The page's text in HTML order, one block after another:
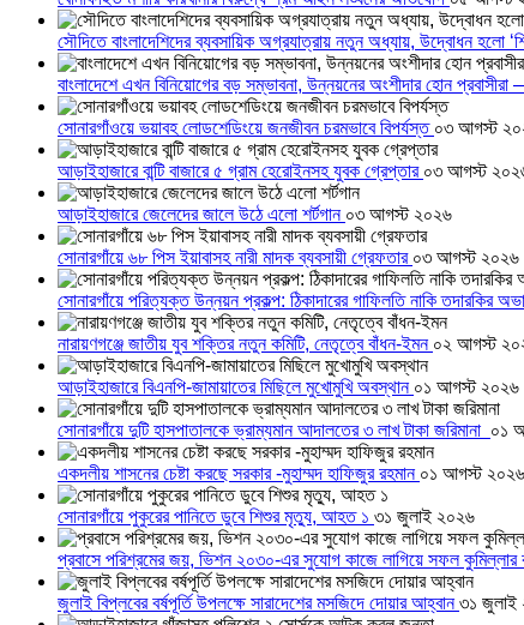
সৌদিতে বাংলাদেশিদের ব্যবসায়িক অগ্রযাত্রায় নতুন অধ্যায়, উদ্বোধন হলো
বাংলাদেশে এখন বিনিয়োগের বড় সম্ভাবনা, উন্নয়নের অংশীদার হোন
সোনারগাঁওয়ে ভয়াবহ লোডশেডিংয়ে জনজীবন চরমভাবে বিপর্যস্ত ০৩ আগস্ট
আড়াইহাজারে বান্টি বাজারে ৫ গ্রাম হেরোইনসহ যুবক গ্রেপ্তার ০৩ আগস্ট
আড়াইহাজারে জেলেদের জালে উঠে এলো শর্টগান ০৩ আগস্ট ২০২৬
সোনারগাঁয়ে ৬৮ পিস ইয়াবাসহ নারী মাদক ব্যবসায়ী গ্রেফতার ০৩ আগস্ট ২০২৬
সোনারগাঁয়ে পরিত্যক্ত উন্নয়ন প্রকল্প: ঠিকাদারের গাফিলতি নাকি তদারকির
নারায়ণগঞ্জে জাতীয় যুব শক্তির নতুন কমিটি, নেতৃত্বে বাঁধন-ইমন ০২ আগস্ট
আড়াইহাজারে বিএনপি-জামায়াতের মিছিলে মুখোমুখি অবস্থান ০১ আগস্ট ২০২৬
সোনারগাঁয়ে দুটি হাসপাতালকে ভ্রাম্যমান আদালতের ৩ লাখ টাকা জরিমানা ০১
একদলীয় শাসনের চেষ্টা করছে সরকার -মুহাম্মদ হাফিজুর রহমান ০১ আগস্ট ২০২৬
সোনারগাঁয়ে পুকুরের পানিতে ডুবে শিশুর মৃত্যু, আহত ১ ৩১ জুলাই ২০২৬
প্রবাসে পরিশ্রমের জয়, ভিশন ২০৩০-এর সুযোগ কাজে লাগিয়ে সফল কুমিল্লার
জুলাই বিপ্লবের বর্ষপূর্তি উপলক্ষে সারাদেশের মসজিদে দোয়ার আহ্বান৩১ জুলাই